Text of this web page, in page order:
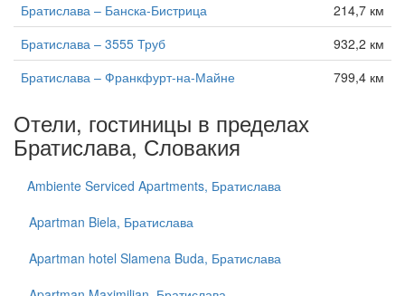
Братислава – Банска-Бистрица
214,7 км
Братислава – 3555 Труб
932,2 км
Братислава – Франкфурт-на-Майне
799,4 км
Отели, гостиницы в пределах
Братислава, Словакия
Ambiente Serviced Apartments, Братислава
Apartman Biela, Братислава
Apartman hotel Slamena Buda, Братислава